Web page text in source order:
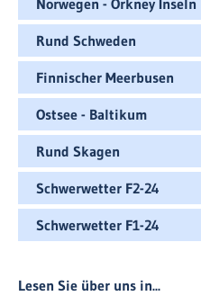
Norwegen - Orkney Inseln
Rund Schweden
Finnischer Meerbusen
Ostsee - Baltikum
Rund Skagen
Schwerwetter F2-24
Schwerwetter F1-24
Lesen Sie über uns in...